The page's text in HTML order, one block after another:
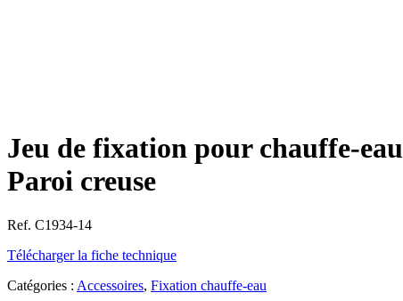
Jeu de fixation pour chauffe-eau
Paroi creuse
Ref. C1934-14
Télécharger la fiche technique
Catégories : Accessoires, Fixation chauffe-eau